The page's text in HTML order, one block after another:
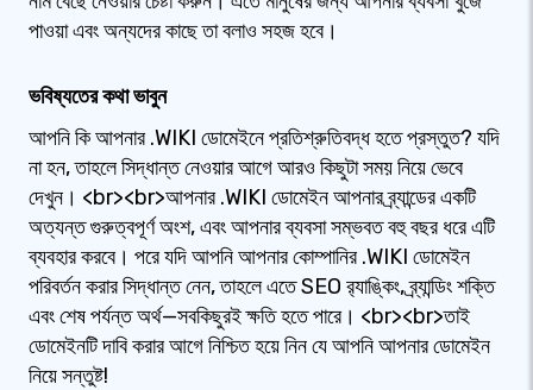
পাওয়া এবং অন্যদের কাছে তা বলাও সহজ হবে।
ভবিষ্যতের কথা ভাবুন
আপনি কি আপনার .WIKI ডোমেইনে প্রতিশ্রুতিবদ্ধ হতে প্রস্তুত? যদি
না হন, তাহলে সিদ্ধান্ত নেওয়ার আগে আরও কিছুটা সময় নিয়ে ভেবে
দেখুন। <br><br>আপনার .WIKI ডোমেইন আপনার ব্র্যান্ডের একটি
অত্যন্ত গুরুত্বপূর্ণ অংশ, এবং আপনার ব্যবসা সম্ভবত বহু বছর ধরে এটি
ব্যবহার করবে। পরে যদি আপনি আপনার কোম্পানির .WIKI ডোমেইন
পরিবর্তন করার সিদ্ধান্ত নেন, তাহলে এতে SEO র‍্যাঙ্কিং, ব্র্যান্ডিং শক্তি
এবং শেষ পর্যন্ত অর্থ—সবকিছুরই ক্ষতি হতে পারে। <br><br>তাই
ডোমেইনটি দাবি করার আগে নিশ্চিত হয়ে নিন যে আপনি আপনার ডোমেইন
নিয়ে সন্তুষ্ট!